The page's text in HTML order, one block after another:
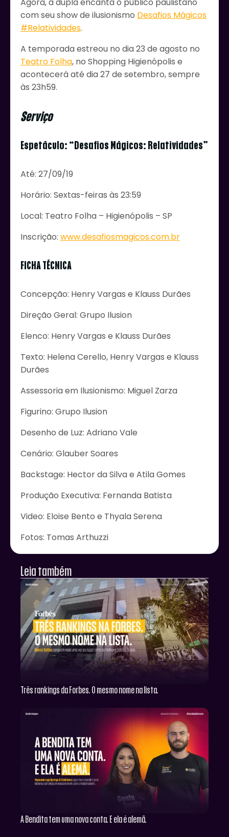
Agora, a dupla encanta o público paulistano
com seu show de ilusionismo Desafios Mágicos
#Relatividades.
A temporada estreou no dia 23 de agosto no
Teatro Folha, no Shopping Higienópolis e
acontecerá até dia 27 de setembro, sempre
às 23h59.
Serviço
Espetáculo: “Desafios Mágicos: Relatividades”
Até: 27/09/19
Horário: Sextas-feiras às 23:59
Local: Teatro Folha – Higienópolis – SP
Inscrição: www.desafiosmagicos.com.br
FICHA TÉCNICA
Concepção: Henry Vargas e Klauss Durães
Direção Geral: Grupo Ilusion
Elenco: Henry Vargas e Klauss Durães
Texto: Helena Cerello, Henry Vargas e Klauss
Durães
Assessoria em Ilusionismo: Miguel Zarza
Figurino: Grupo Ilusion
Desenho de Luz: Adriano Vale
Cenário: Glauber Soares
Backstage: Hector da Silva e Atila Gomes
Produção Executiva: Fernanda Batista
Video: Eloise Bento e Thyala Serena
Fotos: Tomas Arthuzzi
Leia também
Três rankings da Forbes. O mesmo nome na lista.
A Bendita tem uma nova conta. E ela é alemã.